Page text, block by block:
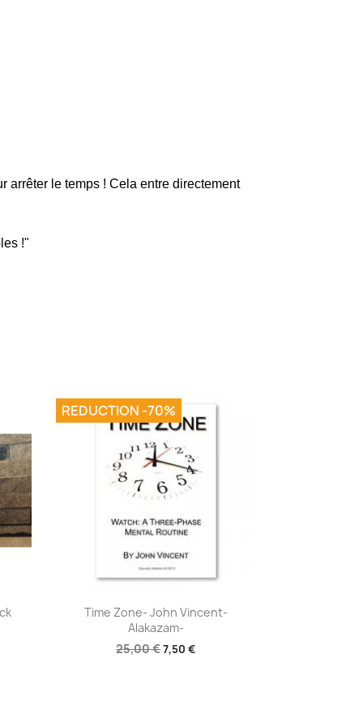
arrêter le temps ! Cela entre directement
!"
Aperçu rapide
Time Zone- John Vincent-
Alakazam-
25,00 €7,50 €
REDUCTION -70%